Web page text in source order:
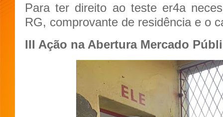
Para ter direito ao teste er4a
RG, comprovante de residência e o
III Ação na Abertura Mercado